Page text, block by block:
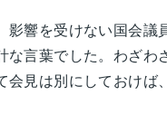
影響を受けない国会議
な言葉でした。わざわ
見は別にしておけば